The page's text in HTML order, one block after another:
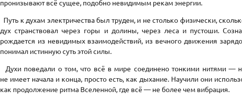
пронизывают всё сущее, подобно невидимым рекам энергии.
Путь к духам электричества был труден, и не столько физически,
дух странствовал через горы и долины, через леса и пустоши.
рождается из невидимых взаимодействий, из вечного движения
понимал истинную суть этой силы.
Духи поведали о том, что всё в мире соединено тонкими нитями —
не имеет начала и конца, просто есть, как дыхание. Научили они
как продолжение ритма Вселенной, где всё — не более чем вибрация.